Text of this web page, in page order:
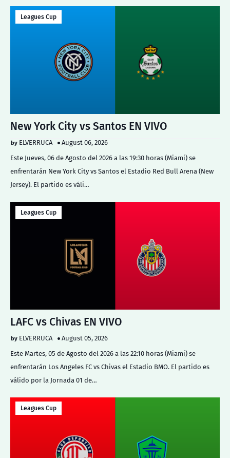
Leagues Cup
New York City vs Santos EN VIVO
ELVERRUCA
August 06, 2026
Este Jueves, 06 de Agosto del 2026 a las 19:30 horas (Miami) se
enfrentarán New York City vs Santos el Estadio Red Bull Arena (New
Jersey). El partido es váli…
Leagues Cup
LAFC vs Chivas EN VIVO
ELVERRUCA
August 05, 2026
Este Martes, 05 de Agosto del 2026 a las 22:10 horas (Miami) se
enfrentarán Los Angeles FC vs Chivas el Estadio BMO. El partido es
válido por la Jornada 01 de…
Leagues Cup